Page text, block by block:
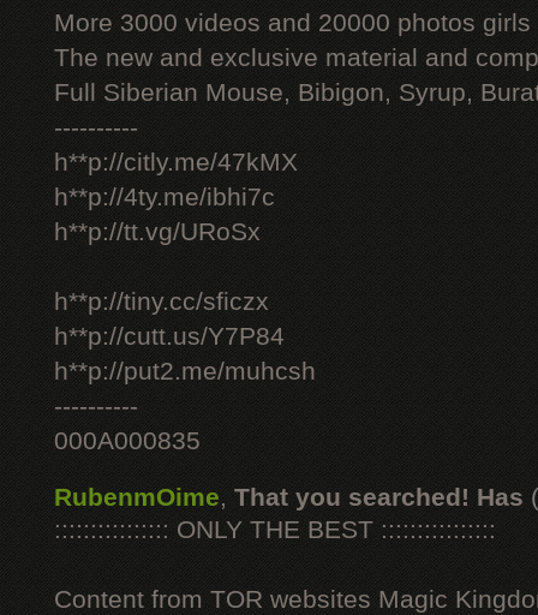
More 3000 videos and 20000 photos
The new and exclusive material and
Full Siberian Mouse, Bibigon, Syrup,
----------
h**p://citly.me/47kMX
h**p://4ty.me/ibhi7c
h**p://tt.vg/URoSx
h**p://tiny.cc/sficzx
h**p://cutt.us/Y7P84
h**p://put2.me/muhcsh
----------
000A000835
RubenmOime, That you searched! Has
:::::::::::::::: ONLY THE BEST ::::::::::::::::
Content from TOR websites Magic